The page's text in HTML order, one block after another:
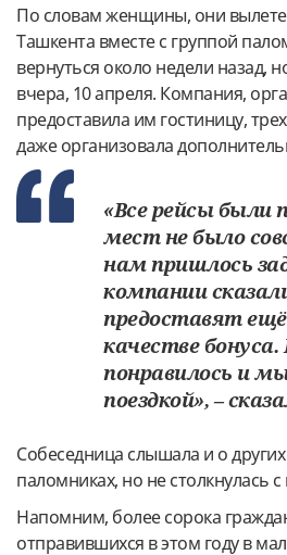
По словам женщины, они
Ташкента вместе с группой
вернуться около недели назад,
вчера, 10 апреля. Компания,
предоставила им гостиницу,
даже организовала
«Все рейсы были
мест не было
нам пришлось
компании
предоставят
качестве
понравилось и
поездкой», –
Собеседница слышала и о
паломниках, но не столкнулась
Напомним, более сорока
отправившихся в этом году в